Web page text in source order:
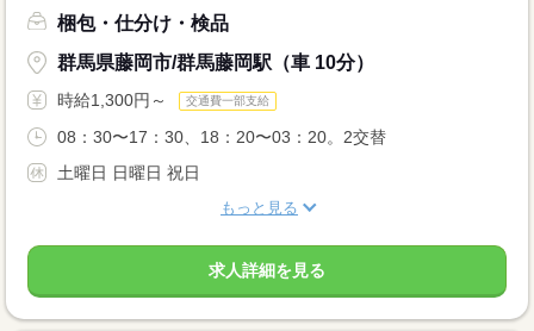
梱包・仕分け・検品
群馬県藤岡市/群馬藤岡駅（車 10分）
時給1,300円～ 交通費一部支給
08：30〜17：30、18：20〜03：20。2交替
土曜日 日曜日 祝日
もっと見る
求人詳細を見る